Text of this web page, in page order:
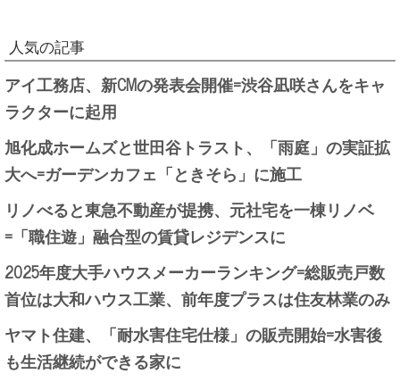
人気の記事
アイ工務店、新CMの発表会開催=渋谷凪咲さんをキャ
ラクターに起用
旭化成ホームズと世田谷トラスト、「雨庭」の実証拡
大へ=ガーデンカフェ「ときそら」に施工
リノべると東急不動産が提携、元社宅を一棟リノベ
=「職住遊」融合型の賃貸レジデンスに
2025年度大手ハウスメーカーランキング=総販売戸数
首位は大和ハウス工業、前年度プラスは住友林業のみ
ヤマト住建、「耐水害住宅仕様」の販売開始=水害後
も生活継続ができる家に